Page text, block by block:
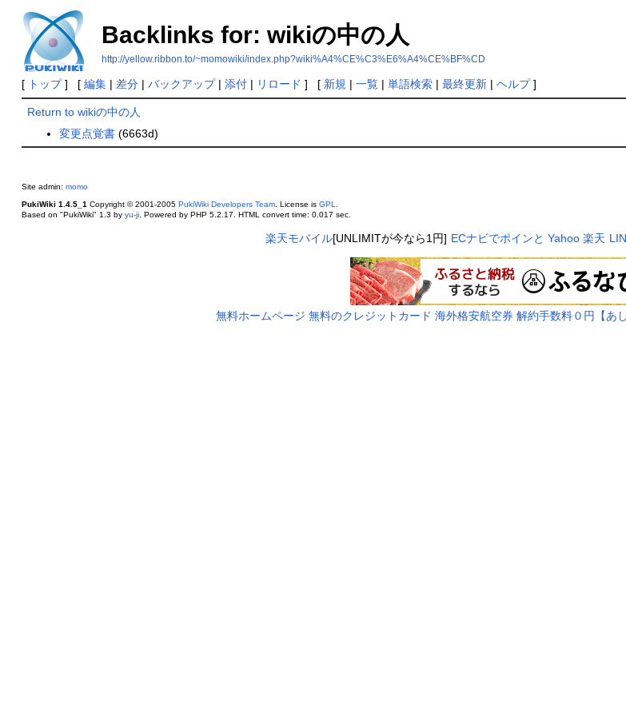
Backlinks for: wikiの中の人
http://yellow.ribbon.to/~momowiki/index.php?wiki%A4%CE%C3%E6%A4%CE%BF%CD
[ トップ] [ 編集| 差分| バックアップ| 添付| リロード ] [ 新規 | 一覧| 単語検索| 最終更新| ヘルプ]
Return to wikiの中の人
変更点覚書 (6663d)
Site admin: momo
PukiWiki 1.4.5_1 Copyright © 2001-2005 PukiWiki Developers Team. License is GPL
Based on "PukiWiki" 1.3 by yu-ji. Powered by PHP 5.2.17. HTML convert time: 0.017 sec.
楽天モバイル[UNLIMITが今なら1円] ECナビでポインと Yahoo 楽天
無料ホームページ 無料のクレジットカード 海外格安航空券 解約手数料０円【あ